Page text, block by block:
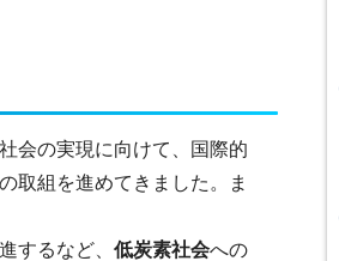
会の実現に向けて、国際的
取組を進めてきました。ま
するなど、 低炭素社会への